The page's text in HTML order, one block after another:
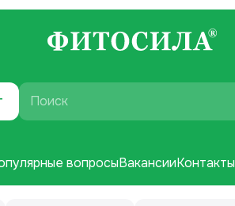
вопросыВакансииКонтакты
Поиск